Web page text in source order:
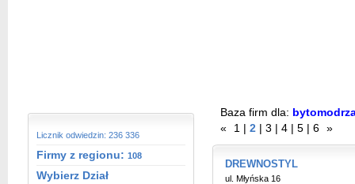
Licznik odwiedzin: 236 336
Firmy z regionu: 108
Wybierz Dział
Baza firm dla:
«
1 2 3 4 5 6 »
DREWNOSTYL
ul. Młyńska 16